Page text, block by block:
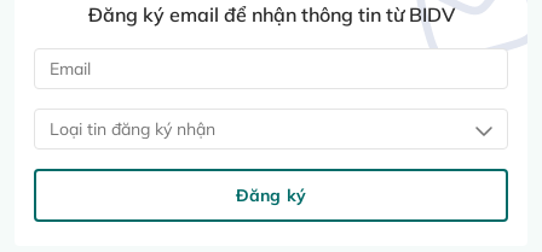
Đăng ký email để nhận thông tin từ BIDV
Loại tin đăng ký nhận
Đăng ký